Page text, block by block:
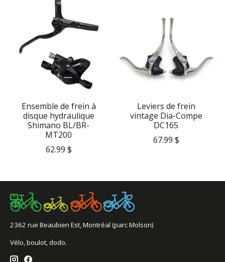
Ensemble de frein à
disque hydraulique
Shimano BL/BR-
MT200
62.99 $
Leviers de frein
vintage Dia-Compe
DC165
67.99 $
2362 rue Beaubien Est, Montréal (parc Molson)
Vélo, boulot, dodo.